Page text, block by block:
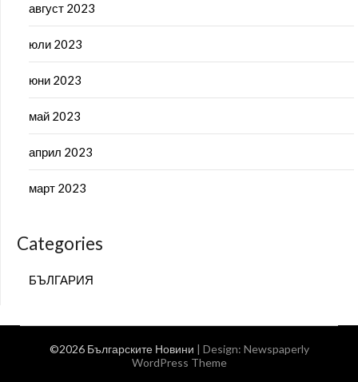
август 2023
юли 2023
юни 2023
май 2023
април 2023
март 2023
Categories
БЪЛГАРИЯ
©2026 Българските Новини | Design: Newspaperly
WordPress Theme